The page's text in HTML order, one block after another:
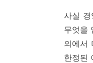
사실 경
무엇을
의에서
한정된